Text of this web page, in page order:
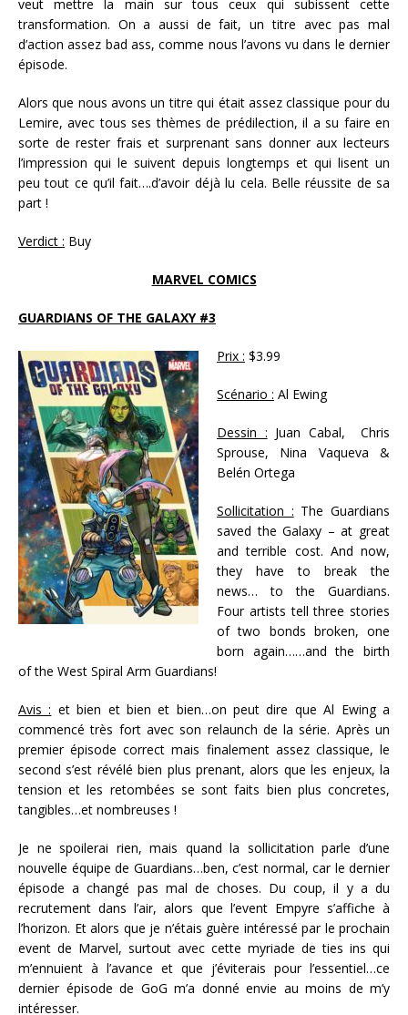
veut mettre la main sur tous ceux qui subissent cette
transformation. On a aussi de fait, un titre avec pas mal
d’action assez bad ass, comme nous l’avons vu dans le dernier
épisode.
Alors que nous avons un titre qui était assez classique pour du
Lemire, avec tous ses thèmes de prédilection, il a su faire en
sorte de rester frais et surprenant sans donner aux lecteurs
l’impression qui le suivent depuis longtemps et qui lisent un
peu tout ce qu’il fait….d’avoir déjà lu cela. Belle réussite de sa
part !
Verdict : Buy
MARVEL COMICS
GUARDIANS OF THE GALAXY #3
Prix : $3.99
Scénario : Al Ewing
Dessin : Juan Cabal, Chris
Sprouse, Nina Vaqueva &
Belén Ortega
Sollicitation : The Guardians
saved the Galaxy – at great
and terrible cost. And now,
they have to break the
news… to the Guardians.
Four artists tell three stories
of two bonds broken, one
born again……and the birth
of the West Spiral Arm Guardians!
Avis : et bien et bien et bien…on peut dire que Al Ewing a
commencé très fort avec son relaunch de la série. Après un
premier épisode correct mais finalement assez classique, le
second s’est révélé bien plus prenant, alors que les enjeux, la
tension et les retombées se sont faits bien plus concretes,
tangibles…et nombreuses !
Je ne spoilerai rien, mais quand la sollicitation parle d’une
nouvelle équipe de Guardians…ben, c’est normal, car le dernier
épisode a changé pas mal de choses. Du coup, il y a du
recrutement dans l’air, alors que l’event Empyre s’affiche à
l’horizon. Et alors que je n’étais guère intéressé par le prochain
event de Marvel, surtout avec cette myriade de ties ins qui
m’ennuient à l’avance et que j’éviterais pour l’essentiel…ce
dernier épisode de GoG m’a donné envie au moins de m’y
intéresser.